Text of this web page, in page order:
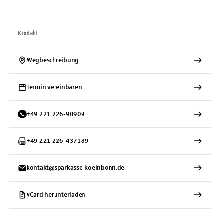
Kontakt
Wegbeschreibung
Termin vereinbaren
+49 221 226-90909
+49 221 226-437189
kontakt@sparkasse-koelnbonn.de
vCard herunterladen